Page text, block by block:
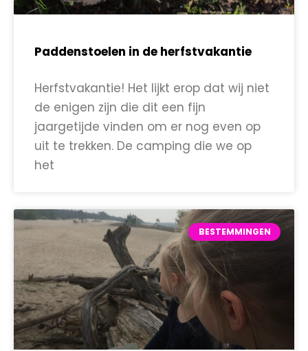
Paddenstoelen in de herfstvakantie
Herfstvakantie! Het lijkt erop dat wij niet
de enigen zijn die dit een fijn
jaargetijde vinden om er nog even op
uit te trekken. De camping die we op
het
BESTEMMINGEN